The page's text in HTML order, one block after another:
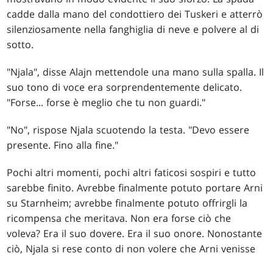
cadde dalla mano del condottiero dei Tuskeri e atterrò
silenziosamente nella fanghiglia di neve e polvere al di
sotto.
"Njala", disse Alajn mettendole una mano sulla spalla. Il
suo tono di voce era sorprendentemente delicato.
"Forse... forse è meglio che tu non guardi."
"No", rispose Njala scuotendo la testa. "Devo essere
presente. Fino alla fine."
Pochi altri momenti, pochi altri faticosi sospiri e tutto
sarebbe finito. Avrebbe finalmente potuto portare Arni
su Starnheim; avrebbe finalmente potuto offrirgli la
ricompensa che meritava. Non era forse ciò che
voleva? Era il suo dovere. Era il suo onore. Nonostante
ciò, Njala si rese conto di non volere che Arni venisse